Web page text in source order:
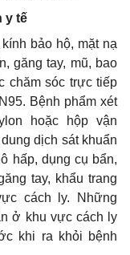
y tế
bảo hộ, mặt nạ
găng tay, mũ, bao
chăm sóc trực tiếp
Bệnh phẩm xét
hoặc hộp vận
dịch sát khuẩn
hấp, dụng cụ bẩn,
tay, khẩu trang
cách ly. Những
ở khu vực cách ly
khi ra khỏi bệnh